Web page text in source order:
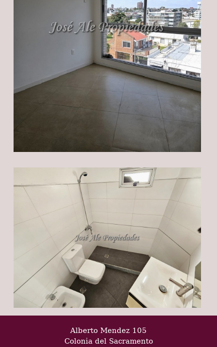
Alberto Mendez 105
Colonia del Sacramento